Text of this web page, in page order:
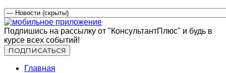
Подпишись на рассылку от "КонсультантПлюс" и будь в
курсе всех событий!
Главная